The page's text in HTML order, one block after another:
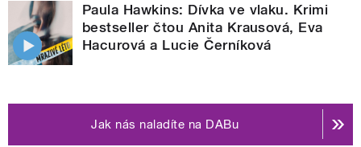
Paula Hawkins: Dívka ve vlaku. Krimi
bestseller čtou Anita Krausová, Eva
Hacurová a Lucie Černíková
Jak nás naladíte na DABu